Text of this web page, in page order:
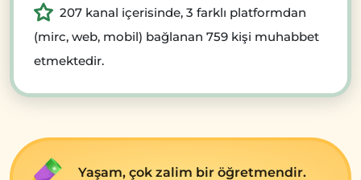
207 kanal içerisinde, 3 farklı platformdan
(mirc, web, mobil) bağlanan 759 kişi muhabbet
etmektedir.
Yaşam, çok zalim bir öğrеtmеndir.